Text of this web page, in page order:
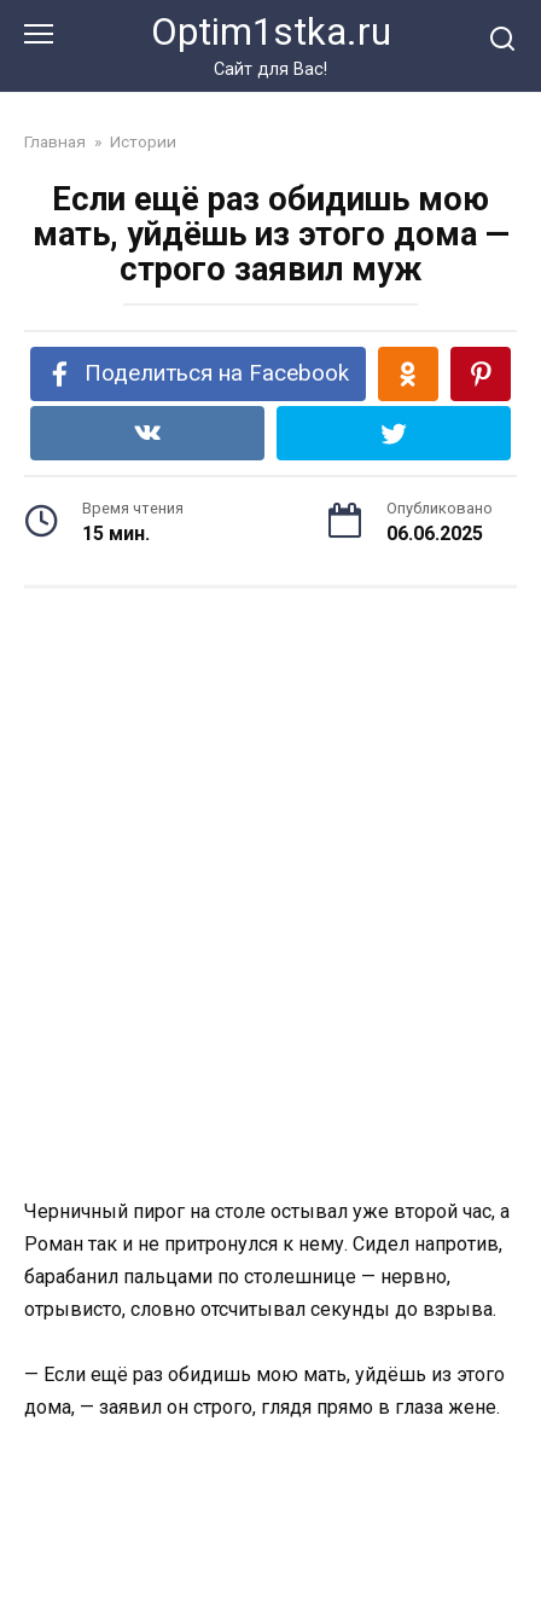
Optim1stka.ru
Сайт для Вас!
Главная » Истории
Если ещё раз обидишь мою
мать, уйдёшь из этого дома —
строго заявил муж
Поделиться на Facebook
Время чтения
15 мин.
Опубликовано
06.06.2025
Черничный пирог на столе остывал уже второй час, а
Роман так и не притронулся к нему. Сидел напротив,
барабанил пальцами по столешнице — нервно,
отрывисто, словно отсчитывал секунды до взрыва.
— Если ещё раз обидишь мою мать, уйдёшь из этого
дома, — заявил он строго, глядя прямо в глаза жене.